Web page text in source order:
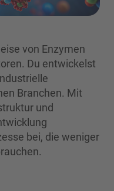
von Enzymen
Du entwickelst
Branchen. Mit
und
bei, die weniger